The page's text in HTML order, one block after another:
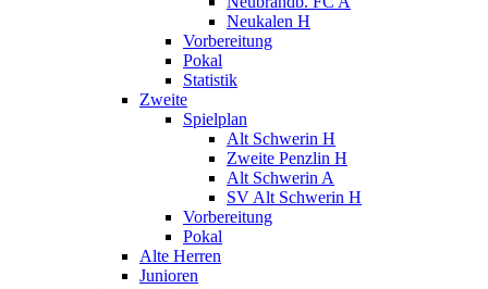
Neukalen H
Vorbereitung
Pokal
Statistik
Zweite
Spielplan
Alt Schwerin H
Zweite Penzlin H
Alt Schwerin A
SV Alt Schwerin H
Vorbereitung
Pokal
Alte Herren
Junioren